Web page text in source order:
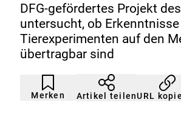
DFG-gefördertes Projekt des
untersucht, ob
Tierexperimenten auf den
übertragbar sind
Merken
Artikel
nicht
gemerkt
Durch
Klicken
der
Artikel teilenURL